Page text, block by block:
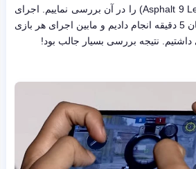
اسفالت 9 لجندز (Asphalt 9 Legends) را در آن بررسی نماییم. اجرای
هر بازی را برای مدت زمان 5 دقیقه انجام دادیم و مابین اجرای هر بازی